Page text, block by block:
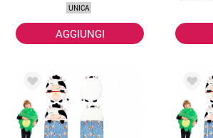
UNICA
AGGIUNGI